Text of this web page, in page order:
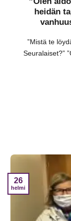
heidän
”Mistä te
Seuralaiset?”
26
helmi